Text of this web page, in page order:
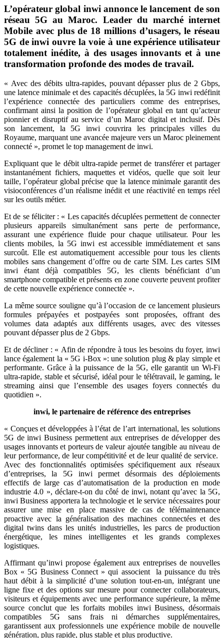
L’opérateur global inwi annonce le lancement de son
réseau 5G au Maroc. Leader du marché internet
Mobile avec plus de 18 millions d’usagers, le réseau
5G de inwi ouvre la voie à une expérience utilisateur
totalement inédite, à des usages innovants et à une
transformation profonde des modes de travail.
« Avec des débits ultra-rapides, pouvant dépasser plus de 2 Gbps,
une latence minimale et des capacités décuplées, la 5G inwi redéfinit
l’expérience connectée des particuliers comme des entreprises,
confirmant ainsi la position de l’opérateur global en tant qu’acteur
pionnier et disruptif au service d’un Maroc digital et inclusif. Dès
son lancement, la 5G inwi couvrira les principales villes du
Royaume, marquant une avancée majeure vers un Maroc pleinement
connecté », promet le top management de inwi.
Expliquant que le débit ultra-rapide permet de transférer et partager
instantanément fichiers, maquettes et vidéos, quelle que soit leur
taille, l’opérateur global précise que la latence minimale garantit des
visioconférences d’un réalisme inédit et une réactivité en temps réel
sur les outils métier.
Et de se féliciter : « Les capacités décuplées permettent de connecter
plusieurs appareils simultanément sans perte de performance,
assurant une expérience fluide pour chaque utilisateur. Pour les
clients mobiles, la 5G inwi est accessible immédiatement et sans
surcoût. Elle est automatiquement accessible pour tous les clients
mobiles sans changement d’offre ou de carte SIM. Les cartes SIM
inwi étant déjà compatibles 5G, les clients bénéficiant d’un
smartphone compatible et présents en zone couverte peuvent profiter
de cette nouvelle expérience connectée ».
La même source souligne qu’à l’occasion de ce lancement plusieurs
formules prépayées et postpayées sont proposées, offrant des
volumes data adaptés aux différents usages, avec des vitesses
pouvant dépasser plus de 2 Gbps.
Et de décliner : « Afin de répondre à tous les besoins du foyer, inwi
lance également la « 5G i-Box »: une solution plug & play simple et
performante. Grâce à la puissance de la 5G, elle garantit un Wi-Fi
ultra-rapide, stable et sécurisé, idéal pour le télétravail, le gaming, le
streaming ainsi que l’ensemble des usages foyers connectés du
quotidien ».
inwi, le partenaire de référence des entreprises
« Conçues et développées à l’état de l’art international, les solutions
5G de inwi Business permettent aux entreprises de développer des
usages innovants et porteurs de valeur ajoutée tangible au niveau de
leur performance, de leur compétitivité et de leur qualité de service.
Avec des fonctionnalités optimisées spécifiquement aux réseaux
d’entreprises, la 5G inwi permet désormais des déploiements
effectifs de large cas d’automatisation de la production en mode
industrie 4.0 », déclare-t-on du côté de inwi, notant qu’avec la 5G,
inwi Business apportera la technologie et le service nécessaires pour
assurer une mise en place massive de cas de télémaintenance
proactive avec la généralisation des machines connectées et des
digital twins dans les unités industrielles, les parcs de production
énergétique, les mines intelligentes et les grands complexes
logistiques.
Affirmant qu’inwi propose également aux entreprises de nouvelles
Box « 5G Business Connect » qui associent la puissance du très
haut débit à la simplicité d’une solution tout-en-un, intégrant une
ligne fixe et des options sur mesure pour connecter collaborateurs,
visiteurs et équipements avec une performance supérieure, la même
source conclut que les forfaits mobiles inwi Business, désormais
compatibles 5G sans frais ni démarches supplémentaires,
garantissent aux professionnels une expérience mobile de nouvelle
génération, plus rapide, plus stable et plus productive.